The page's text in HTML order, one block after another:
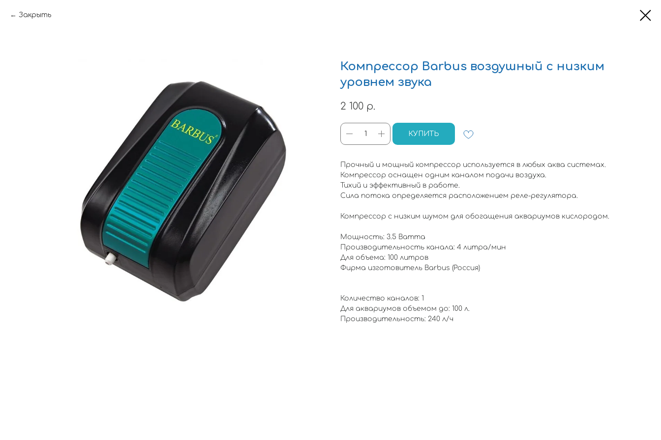
Закрыть
Компрессор Barbus воздушный с низким
уровнем звука
2 100 р.
КУПИТЬ
Прочный и мощный компрессор используется в любых аква системах.
Компрессор оснащен одним каналом подачи воздуха.
Тихий и эффективный в работе.
Сила потока определяется расположением реле-регулятора.
Компрессор с низким шумом для обогащения аквариумов кислородом.
Мощность: 3.5 Ватта
Производительность канала: 4 литра/мин
Для объема: 100 литров
Фирма изготовитель Barbus (Россия)
Количество каналов: 1
Для аквариумов объемом до: 100 л.
Производительность: 240 л/ч